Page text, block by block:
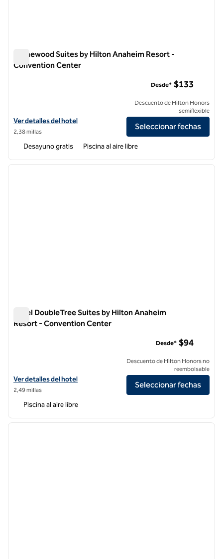
Homewood Suites by Hilton Anaheim Resort -
Convention Center
Ver detalles del hotel Homewood Suites by Hilton Anaheim Resort -
Ver detalles del hotel
2,38 millas
Desde* $133
Descuento de Hilton Honors
semiflexible
Seleccionar fechas
Desayuno gratis Piscina al aire libre
1 de 12
Hotel DoubleTree Suites by Hilton Anaheim
Resort - Convention Center
Ver detalles del hotel DoubleTree Suites by Hilton Anaheim Resort
Ver detalles del hotel
2,49 millas
Desde* $94
Descuento de Hilton Honors no
reembolsable
Seleccionar fechas
Piscina al aire libre
1 de 11